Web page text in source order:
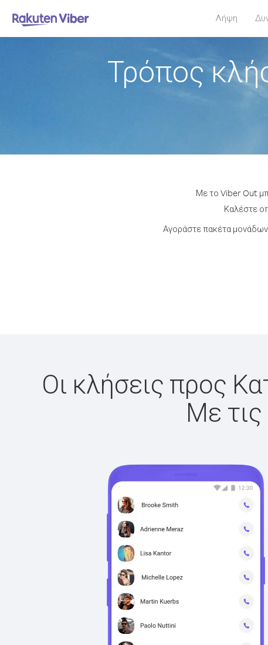
Λήψη
Τρόπος
Με το Viber Out
Καλέστε
Αγοράστε πακέτα
Οι κλήσεις προς
Με